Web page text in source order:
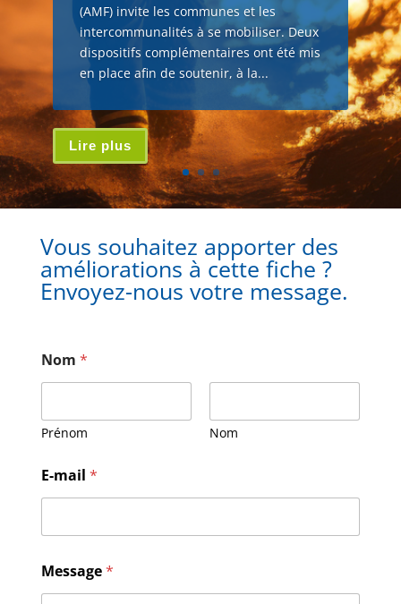
(AMF) invite les communes et les
intercommunalités à se mobiliser. Deux
dispositifs complémentaires ont été mis
en place afin de soutenir, à la...
Lire plus
Vous souhaitez apporter des
améliorations à cette fiche ?
Envoyez-nous votre message.
Nom *
Prénom Nom
E-mail *
-
m
Message*